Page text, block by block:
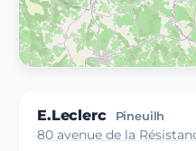
E.Leclerc Pineuilh
80 avenue de la